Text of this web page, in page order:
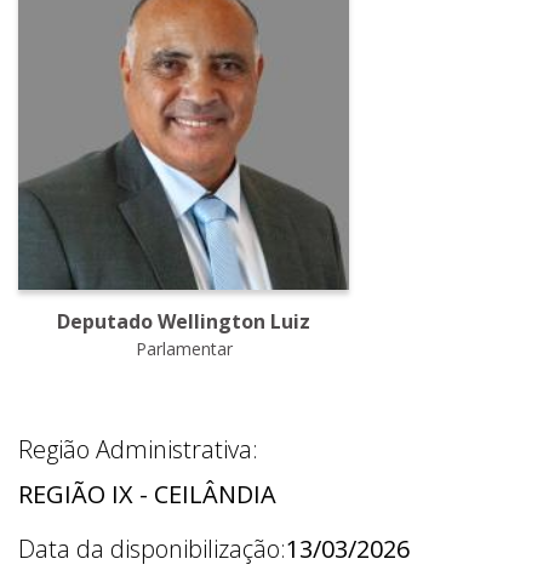
Deputado Wellington Luiz
Parlamentar
Região Administrativa:
REGIÃO IX - CEILÂNDIA
Data da disponibilização:13/03/2026